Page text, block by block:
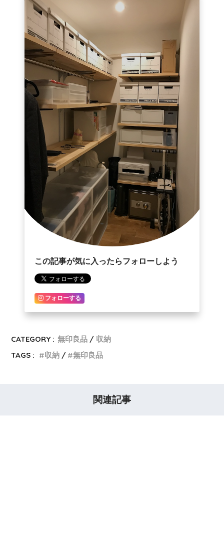
この記事が気に入ったらフォローしよう
フォローする
CATEGORY : 無印良品
収納
TAGS :
収納 無印良品
関連記事